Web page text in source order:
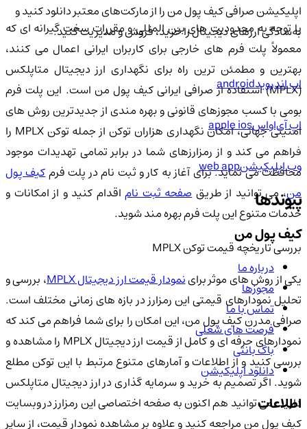
با توجه به محدودیت های بین المللی و مقررات سخت گیرانه ای که
معمولاً پلت فرم های خارجی برای کاربران ایرانی اعمال می کنند،
بهترین و مطمئن ترین راه برای نگهداری ارز دیجیتال متاپلکس
(MPLX) استفاده از صرافی ایرانی کیف پول من است. این پلت فرم
بومی با کسب مجوزهای قانونی و بهره مندی از جدیدترین روش های
امنیتی جهانی، امکان نگهداری هزاران توکن از جمله توکن MPLX را
فراهم می کند و از رمزارزهای شما در برابر تمامی تهدیدات موجود
محافظت می نماید. برای آغاز به کار و ثبت نام در پلت فرمکیف پول
من، می توانید از طریقصفحه ثبت ناماقدام کنید و از امکانات و
خدمات متنوع این پلت فرم بهره مند شوید.
بررسی تاریخچه قیمت توکن MPLX
یکی از روش های موثر براینمودار قیمت ارز دیجیتال MPLX
، بررسی و
تحلیل نمودارهای قیمتی این رمزارز در بازه های زمانی مختلف است.
صرافی مدرن کیف پول من، این امکان را برای شما فراهم می کند که
نمودارهای حرفه ای و کامل از قیمت ارز دیجیتال MPLX را مشاهده و
بررسی کنید و از اطلاعات و آمارهای متنوع مرتبط با این توکن مطلع
شوید. اگر تصمیم به خرید و سرمایه گذاری در ارز دیجیتال متاپلکس
دارید، می توانید هم اکنون به صفحه اختصاصی این رمزارز در وبسایت
کیف پول من مراجعه کنید و علاوه بر مشاهده نمودار قیمت، از سایر
اپلیکیشن صرافی کیف پول من را از مارکت‌های معتبر دانلود کنید و
به‌سادگی ارزهای دیجیتال را خرید، فروش و مدیریت کنید.
اپ اندرویدandroid
اپ آی‌او‌اسapple ios
وب اپلیکیشنweb app
پیوندها
کیف پول من
درباره ما
مجوزها
تماس با ما
فرصت های شغلی
باگ بانتی
دانلود اپلیکیشن
اطلاعات